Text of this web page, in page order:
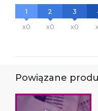
1
x0
2
x0
3
x0
Powiązane